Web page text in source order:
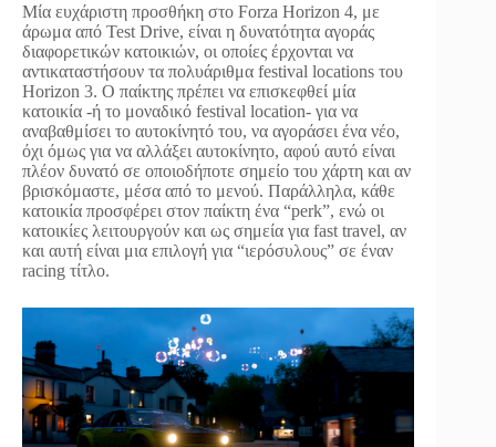
Μία ευχάριστη προσθήκη στο Forza Horizon 4, με
άρωμα από Test Drive, είναι η δυνατότητα αγοράς
διαφορετικών κατοικιών, οι οποίες έρχονται να
αντικαταστήσουν τα πολυάριθμα festival locations του
Horizon 3. Ο παίκτης πρέπει να επισκεφθεί μία
κατοικία -ή το μοναδικό festival location- για να
αναβαθμίσει το αυτοκίνητό του, να αγοράσει ένα νέο,
όχι όμως για να αλλάξει αυτοκίνητο, αφού αυτό είναι
πλέον δυνατό σε οποιοδήποτε σημείο του χάρτη και αν
βρισκόμαστε, μέσα από το μενού. Παράλληλα, κάθε
κατοικία προσφέρει στον παίκτη ένα “perk”, ενώ οι
κατοικίες λειτουργούν και ως σημεία για fast travel, αν
και αυτή είναι μια επιλογή για “ιερόσυλους” σε έναν
racing τίτλο.